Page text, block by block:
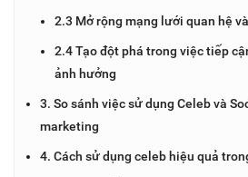
2.3 Mở rộng mạng lưới quan hệ
2.4 Tạo đột phá trong việc tiếp
ảnh hưởng
3. So sánh việc sử dụng Celeb và
marketing
4. Cách sử dụng celeb hiệu quả